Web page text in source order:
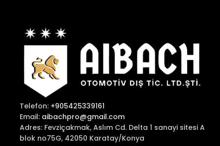
Telefon: +905425339161
Email: aibachpro@gmail.com
Adres: Fevziçakmak, Aslım Cd. Delta 1 sanayi sitesi A
blok no75G, 42050 Karatay/Konya